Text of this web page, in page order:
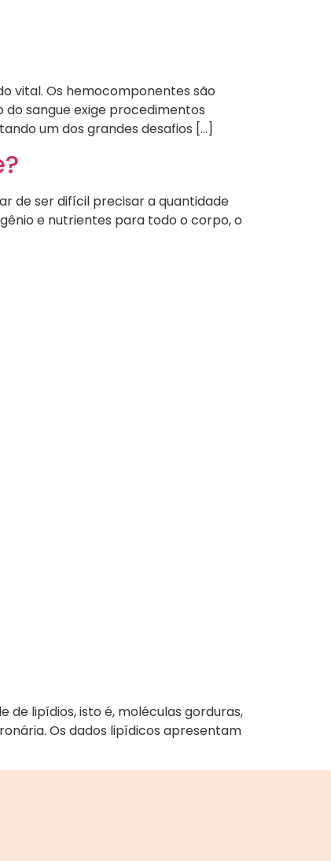
vital. Os hemocomponentes são
sangue exige procedimentos
um dos grandes desafios […]
de ser difícil precisar a quantidade
e nutrientes para todo o corpo, o
lipídios, isto é, moléculas gorduras,
Os dados lipídicos apresentam